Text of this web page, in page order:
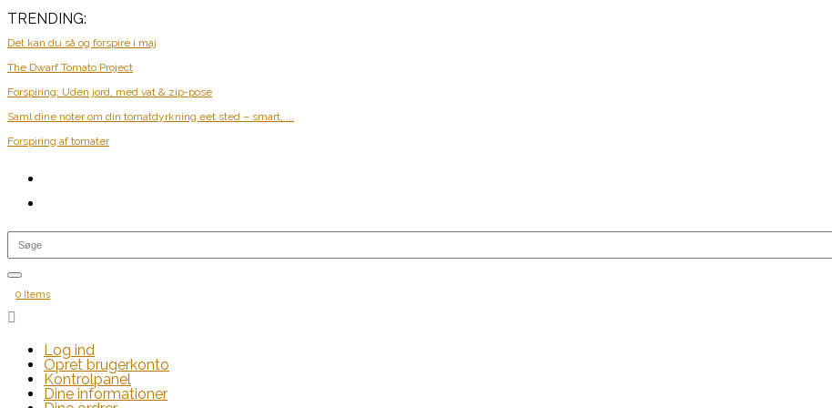
TRENDING:
Det kan du så og forspire i maj
The Dwarf Tomato Project
Forspiring: Uden jord, med vat & zip-pose
Saml dine noter om din tomatdyrkning eet sted – smart, ...
Forspiring af tomater
0 Items

Log ind
Opret brugerkonto
Kontrolpanel
Dine informationer